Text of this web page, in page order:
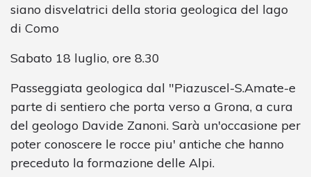
siano disvelatrici della storia geologica del lago
di Como
Sabato 18 luglio, ore 8.30
Passeggiata geologica dal "Piazuscel-S.Amate-e
parte di sentiero che porta verso a Grona, a cura
del geologo Davide Zanoni. Sarà un'occasione per
poter conoscere le rocce piu' antiche che hanno
preceduto la formazione delle Alpi.